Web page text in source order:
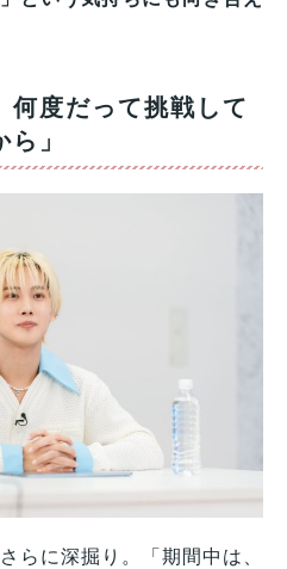
何度だって挑戦して
」
らに深掘り。「期間中は、